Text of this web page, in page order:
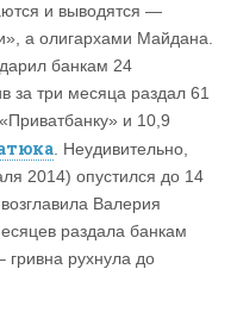
и выводятся —
а олигархами Майдана.
банкам 24
за три месяца раздал 61
и 10,9
. Неудивительно,
2014) опустился до 14
Валерия
раздала банкам
рухнула до